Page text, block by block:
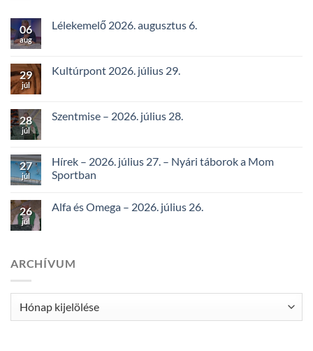
06
aug
Lélekemelő 2026. augusztus 6.
29
júl
Kultúrpont 2026. július 29.
28
júl
Szentmise – 2026. július 28.
27
júl
Hírek – 2026. július 27. – Nyári táborok a Mom
Sportban
26
júl
Alfa és Omega – 2026. július 26.
ARCHÍVUM
Archívum